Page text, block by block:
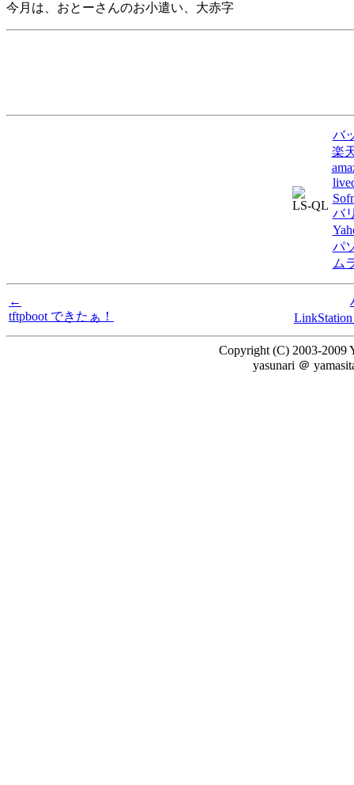
今月は、おとーさんのお小遣い、大赤字
LS-QL
バ
楽
バ
パ
ム
←
tftpboot できたぁ！
Copyright (C) 2003-2009
yasunari ＠